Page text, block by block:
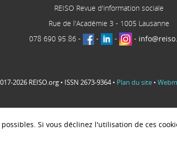
REISO Revue d'information sociale
Rue de l'Académie 3 - 1005 Lausanne
078 690 95 86 - - - -
2026 REISO.org • ISSN 2673-9364 • Plan du site •
Si vous déclinez l'utilisation de ces